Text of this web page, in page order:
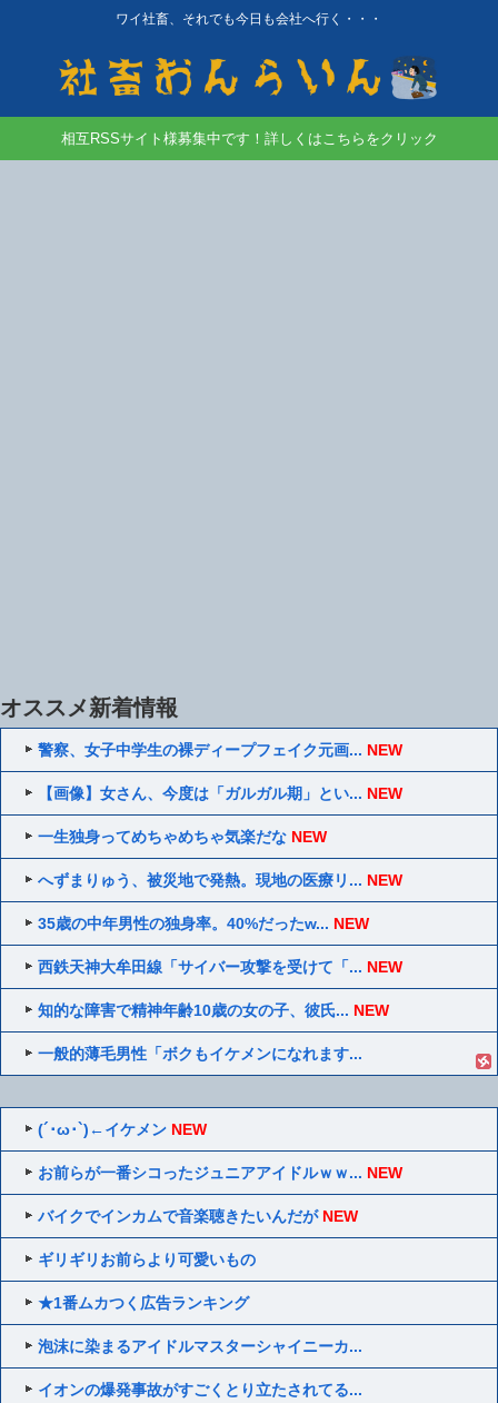
ワイ社畜、それでも今日も会社へ行く・・・
相互RSSサイト様募集中です！詳しくはこちらをクリック
オススメ新着情報
警察、女子中学生の裸ディープフェイク元画... NEW
【画像】女さん、今度は「ガルガル期」とい... NEW
一生独身ってめちゃめちゃ気楽だな NEW
へずまりゅう、被災地で発熱。現地の医療リ... NEW
35歳の中年男性の独身率。40%だったw... NEW
西鉄天神大牟田線「サイバー攻撃を受けて「... NEW
知的な障害で精神年齢10歳の女の子、彼氏... NEW
一般的薄毛男性「ボクもイケメンになれます...
(´･ω･`)←イケメン NEW
お前らが一番シコったジュニアアイドルｗｗ... NEW
バイクでインカムで音楽聴きたいんだが NEW
ギリギリお前らより可愛いもの
★1番ムカつく広告ランキング
泡沫に染まるアイドルマスターシャイニーカ...
イオンの爆発事故がすごくとり立たされてる...